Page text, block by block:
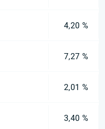
4,20 %
7,27 %
2,01 %
3,40 %